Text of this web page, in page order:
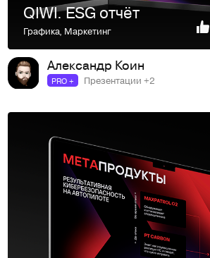
QIWI. ESG отчёт
Графика, Маркетинг
Александр Коин
PRO + Презентации +2